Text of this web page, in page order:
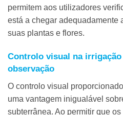
permitem aos utilizadores
está a chegar adequadamente
suas plantas e flores.
Controlo visual na
observação
O controlo visual
uma vantagem inigualável
subterrânea. Ao permitir que